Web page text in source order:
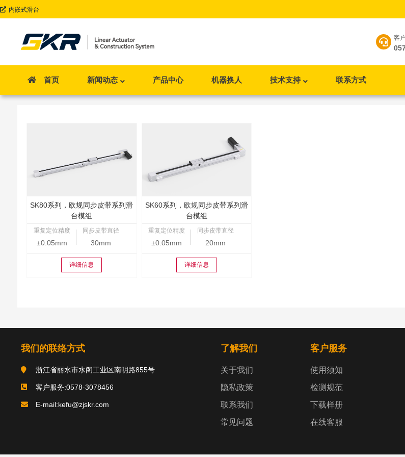
内嵌式滑台
客
首页 新闻动态 产品中心 机器换人 技术支持 联系方式
SK80系列，欧规同步皮带系列滑
台模组
重复定位精度
±0.05mm
同步皮带直径
30mm
详细信息
SK60系列，欧规同步皮带系列滑
台模组
重复定位精度
±0.05mm
同步皮带直径
20mm
详细信息
我们的联络方式
浙江省丽水市水阁工业区南明路855号
客户服务:0578-3078456
E-mail:kefu@zjskr.com
了解我们
关于我们
隐私政策
联系我们
常见问题
客户服务
使用须知
检测规范
下载样册
在线客服